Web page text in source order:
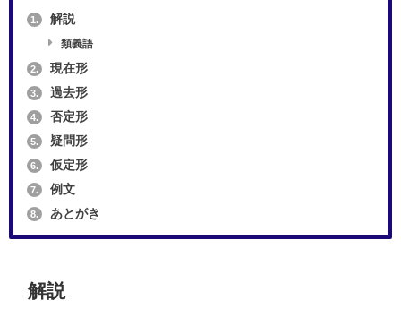
1. 解説
類義語
2. 現在形
3. 過去形
4. 否定形
5. 疑問形
6. 仮定形
7. 例文
8. あとがき
解説